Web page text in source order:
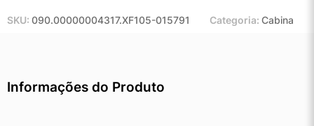
SKU: 090.00000004317.XF105-015791 Categoria: Cabina
Informações do Produto